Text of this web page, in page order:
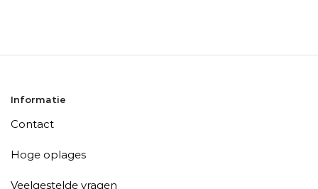
Informatie
Contact
Hoge oplages
Veelgestelde vragen